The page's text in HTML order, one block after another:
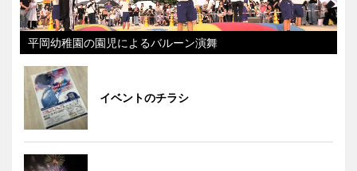
平岡幼稚園の園児によるバルーン演舞
イベントのチラシ